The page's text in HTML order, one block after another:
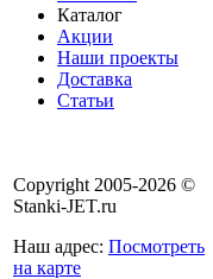
Каталог
Акции
Наши проекты
Доставка
Статьи
Copyright 2005-2026 ©
Stanki-JET.ru
Наш адрес: Посмотреть
на карте